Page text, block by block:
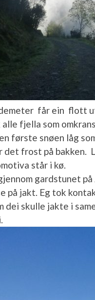
får ein flott
fjella som
første snøen låg
det frost på
står i kø.
gardstunet
på jakt. Eg tok
dei skulle jakte i